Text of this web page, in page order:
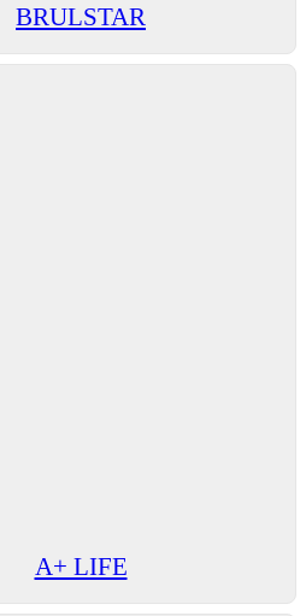
BRULSTAR
A+ LIFE